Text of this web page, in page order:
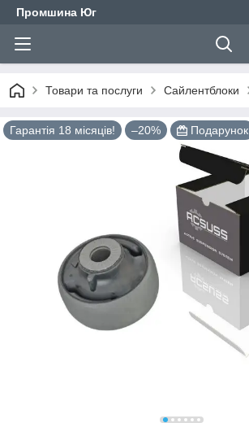
Промшина Юг
Товари та послуги Сайлентблоки
Гарантія 18 місяців! –20% Подарунок